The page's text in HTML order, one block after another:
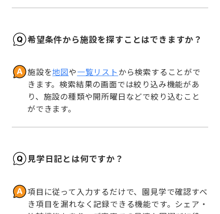
希望条件から施設を探すことはできますか？
施設を地図や一覧リストから検索することがで
きます。検索結果の画面では絞り込み機能があ
り、施設の種類や開所曜日などで絞り込むこと
ができます。
見学日記とは何ですか？
項目に従って入力するだけで、園見学で確認すべ
き項目を漏れなく記録できる機能です。シェア・